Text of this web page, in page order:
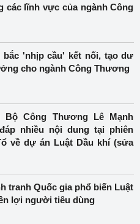
các lĩnh vực của ngành Công
'nhịp cầu' kết nối, tạo dư
cho ngành Công Thương
Công Thương Lê Mạnh
nhiều nội dung tại phiên
về dự án Luật Dầu khí (sửa
tranh Quốc gia phổ biến Luật
lợi người tiêu dùng